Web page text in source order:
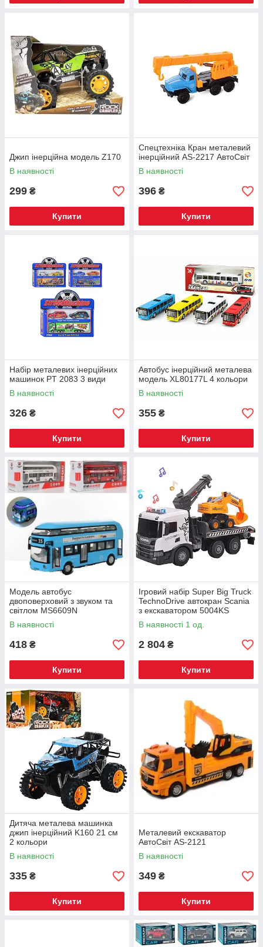
Джип інерційна модель Z170
В наявності
299 ₴
Купити
Спецтехніка Кран металевий
інерційний AS-2217 АвтоСвіт
В наявності
396 ₴
Купити
Набір металевих інерційних
машинок PT 2083 3 види
В наявності
326 ₴
Купити
Автобус інерційний металева
модель XL80177L 4 кольори
В наявності
355 ₴
Купити
Модель автобус
двоповерховий з звуком та
світлом MS6609N
В наявності
418 ₴
Купити
Ігровий набір Super Big Truck
TechnoDrive автокран Scania
з екскаватором 5004KS
В наявності 1 од.
2 804 ₴
Купити
Дитяча металева машинка
джип інерційний K160 21 см
2 кольори
В наявності
335 ₴
Купити
Металевий екскаватор
АвтоСвіт AS-2121
В наявності
349 ₴
Купити